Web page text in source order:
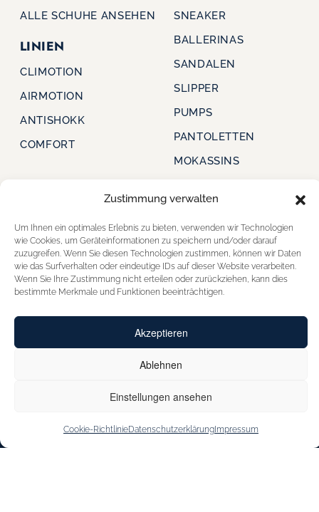
Zustimmung verwalten
Um Ihnen ein optimales Erlebnis zu bieten, verwenden wir Technologien
wie Cookies, um Geräteinformationen zu speichern und/oder darauf
zuzugreifen. Wenn Sie diesen Technologien zustimmen, können wir Daten
wie das Surfverhalten oder eindeutige IDs auf dieser Website verarbeiten.
Wenn Sie Ihre Zustimmung nicht erteilen oder zurückziehen, kann dies
bestimmte Merkmale und Funktionen beeinträchtigen.
Akzeptieren
Ablehnen
Einstellungen ansehen
Cookie-RichtlinieDatenschutzerklärung Impressum
ALLE SCHUHE ANSEHEN
LINIEN
CLIMOTION
AIRMOTION
ANTISHOKK
COMFORT
SNEAKER
BALLERINAS
SANDALEN
SLIPPER
PUMPS
PANTOLETTEN
MOKASSINS
STARTSEITE
INSPIRATION
CAPRICE
FÜR HÄNDLER
MESSEN
VERTRETUNGEN
KONTAKT